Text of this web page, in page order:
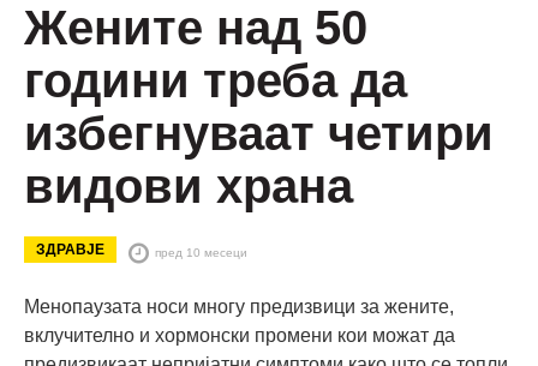
Жените над 50
години треба да
избегнуваат четири
видови храна
ЗДРАВЈЕ пред 10 месеци
Менопаузата носи многу предизвици за жените,
вклучително и хормонски промени кои можат да